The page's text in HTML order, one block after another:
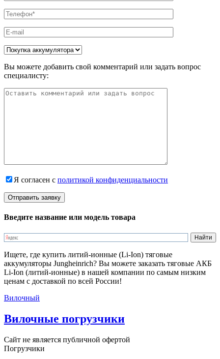
Вы можете добавить свой комментарий или задать вопрос
специалисту:
Я согласен с политикой конфиденциальности
Введите название или модель товара
Ищете, где купить литий-ионные (Li-Ion) тяговые
аккумуляторы Jungheinrich? Вы можете заказать тяговые АКБ
Li-Ion (литий-ионные) в нашей компании по самым низким
ценам с доставкой по всей России!
Вилочный
Вилочные погрузчики
Сайт не является публичной офертой
Погрузчики